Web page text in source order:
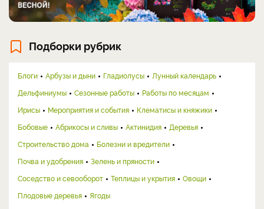
Подборки рубрик
Блоги Арбузы и дыни Гладиолусы
Лунный календарь
Дельфиниумы
Сезонные работы
Работы по месяцам
Ирисы
Мероприятия и события
Клематисы и княжики
Бобовые
Абрикосы и сливы Актинидия
Деревья
Строительство дома
Болезни и вредители
Почва и удобрения
Зелень и пряности
Соседство и севооборот
Теплицы и укрытия
Овощи
Плодовые деревья
Ягоды